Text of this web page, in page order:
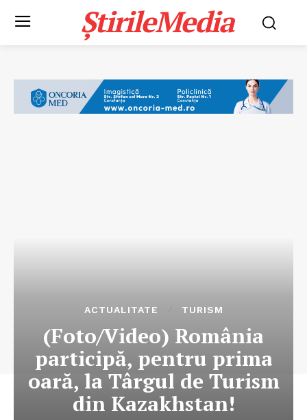
ȘtirileMedia
ACTUALITATE TURISM
(Foto/Video) România
participă, pentru prima
oară, la Târgul de Turism
din Kazakhstan!